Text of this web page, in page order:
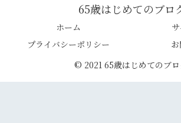
65歳はじめてのブロ
ホーム
プライバシーポリシー
© 2021 65歳はじめてのブ